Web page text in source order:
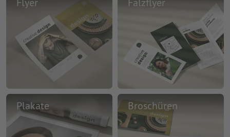
Flyer Falzflyer
Plakate Broschüren